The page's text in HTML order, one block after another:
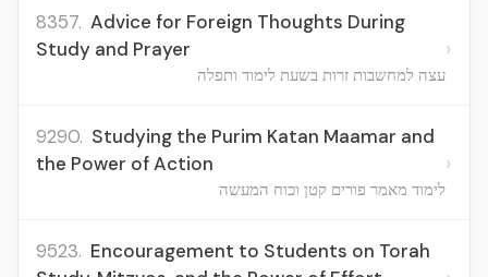
8357. Advice for Foreign Thoughts During
Study and Prayer
עצה למחשבות זרות בשעת לימוד ותפלה
›
9290. Studying the Purim Katan Maamar and
the Power of Action
לימוד מאמר פורים קטן וכוח המעשה
›
9523. Encouragement to Students on Torah